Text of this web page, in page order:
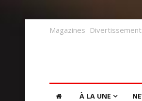
Magazines
À LA UNE